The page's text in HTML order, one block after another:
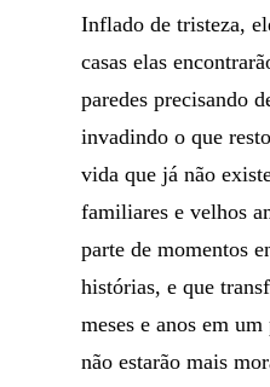
Inflado de tristeza,
casas elas
paredes precisando
invadindo o que
vida que já não
familiares e velhos
parte de momentos
histórias, e que
meses e anos em
não estarão mais